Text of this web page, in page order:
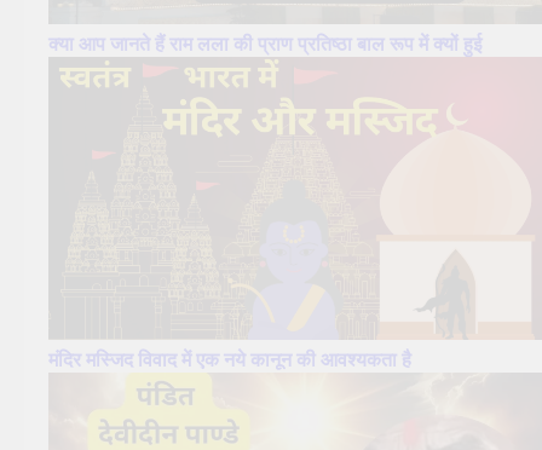
क्या आप जानते हैं राम लला की प्राण प्रतिष्ठा बाल रूप में क्यों हुई
मंदिर मस्जिद विवाद में एक नये कानून की आवश्यकता है